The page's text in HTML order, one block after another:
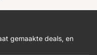
gemaakte deals, en